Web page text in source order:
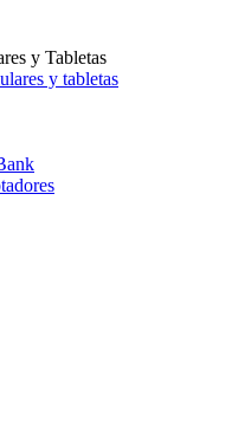
y Tabletas
y tabletas